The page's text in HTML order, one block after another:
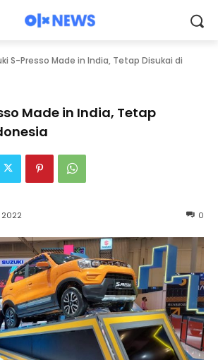
S-Presso Made in India, Tetap Disukai di
Made in India, Tetap
0
2022